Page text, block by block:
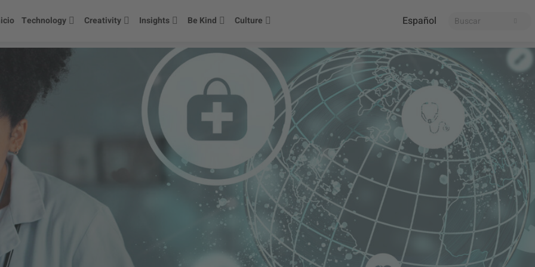
Technology Creativity Insights Be Kind Culture Español